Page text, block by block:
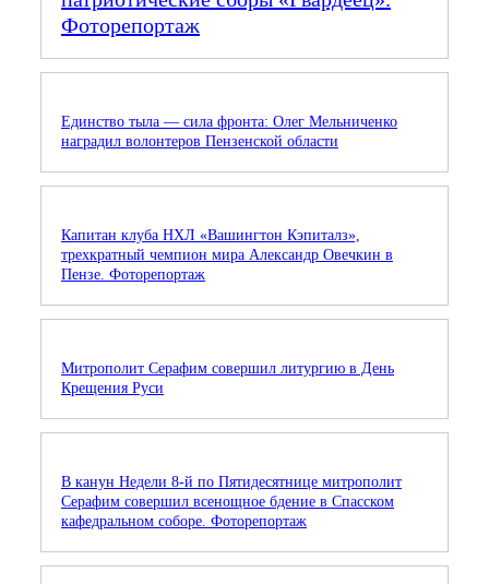
Фоторепортаж
Единство тыла — сила фронта: Олег Мельниченко
наградил волонтеров Пензенской области
Капитан клуба НХЛ «Вашингтон Кэпиталз»,
трехкратный чемпион мира Александр Овечкин в
Пензе. Фоторепортаж
Митрополит Серафим совершил литургию в День
Крещения Руси
В канун Недели 8-й по Пятидесятнице митрополит
Серафим совершил всенощное бдение в Спасском
кафедральном соборе. Фоторепортаж